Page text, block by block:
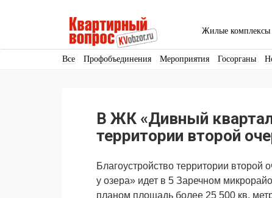
Жилые комплексы
Все Профобъединения Мероприятия Госорганы
В ЖК «Дивный квартал
территории второй
Благоустройство территории второй
у озера» идет в 5 Заречном
планом площадь более 25 500 кв.